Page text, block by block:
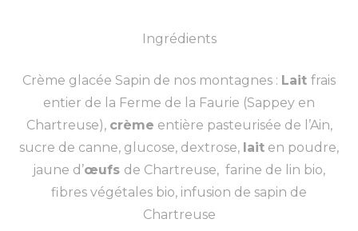
Ingrédients
Crème glacée Sapin de nos montagnes : Lait frais
entier de la Ferme de la Faurie (Sappey en
Chartreuse), crème entière pasteurisée de l’Ain,
sucre de canne, glucose, dextrose, lait en poudre,
jaune d’œufs de Chartreuse, farine de lin bio,
fibres végétales bio, infusion de sapin de
Chartreuse